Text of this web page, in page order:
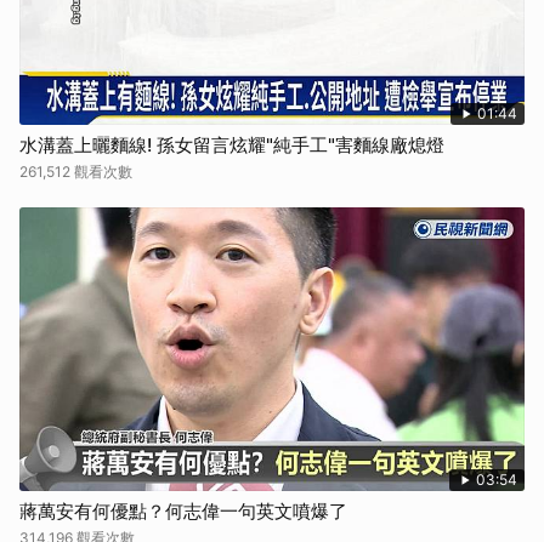
01:44
水溝蓋上曬麵線! 孫女留言炫耀"純手工"害麵線廠熄燈
261,512 觀看次數
03:54
蔣萬安有何優點？何志偉一句英文噴爆了
314,196 觀看次數